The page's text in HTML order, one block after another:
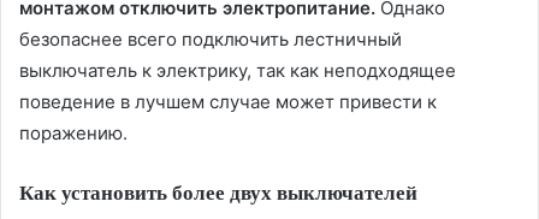
монтажом отключить электропитание. Однако
безопаснее всего подключить лестничный
выключатель к электрику, так как неподходящее
поведение в лучшем случае может привести к
поражению.
Как установить более двух выключателей